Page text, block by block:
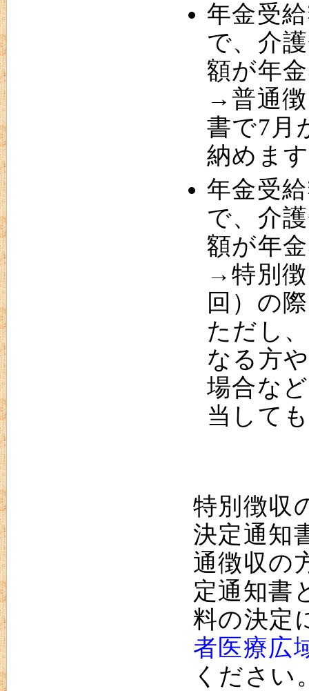
年金受
で、介
額が年
→普通
書で7月
納めま
年金受
で、介
額が年
→特別
回）の
ただし
なる方
場合な
当して
特別徴収
決定通知
通徴収の
定通知書
料の決定
者医療広
ください